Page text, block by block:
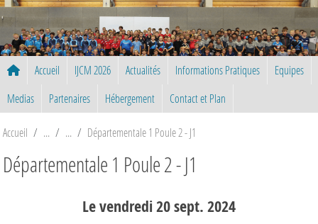
Accueil IJCM 2026 Actualités Informations Pratiques
Equipes
Medias
Partenaires Hébergement Contact et Plan
Accueil Départementale 1 Poule 2 - J1
Départementale 1 Poule 2 - J1
Levendredi20sept.2024
Panneau de gestion des cookies